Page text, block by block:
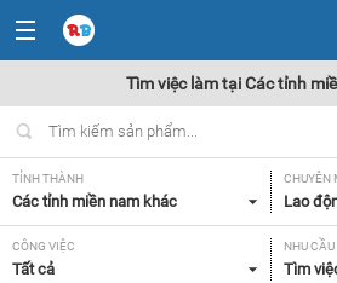
Tìm việc làm tại Các tỉnh
TỈNH THÀNH
Các tỉnh miền nam khác
CHUYÊN
Lao
CÔNG VIỆC
Tất cả
NHU CẦU
Tìm